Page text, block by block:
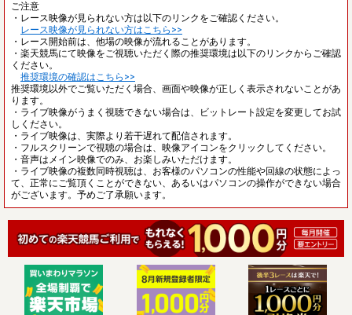
ご注意
・レース映像が見られない方は以下のリンクをご確認ください。
レース映像が見られない方はこちら>>
・レース開始前は、他場の映像が流れることがあります。
・楽天競馬にて映像をご視聴いただく際の推奨環境は以下のリンクからご確認
ください。
推奨環境の確認はこちら>>
推奨環境以外でご覧いただく場合、画面や映像が正しく表示されないことがあ
ります。
・ライブ映像がうまく視聴できない場合は、ビットレート設定を変更してお試
しください。
・ライブ映像は、実際より若干遅れて配信されます。
・フルスクリーンで視聴の場合は、映像アイコンをクリックしてください。
・音声はメイン映像でのみ、お楽しみいただけます。
・ライブ映像の複数同時視聴は、お客様のパソコンの性能や回線の状態によっ
て、正常にご覧頂くことができない、あるいはパソコンの操作ができない場合
がございます。予めご了承願います。